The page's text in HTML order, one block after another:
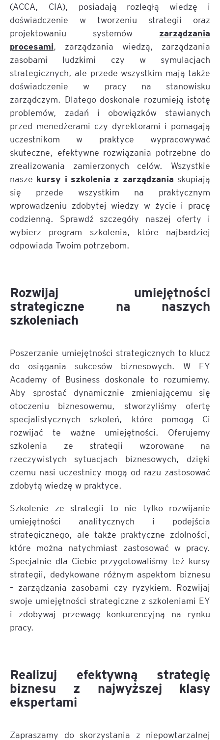
(ACCA, CIA), posiadają rozległą wiedzę i
doświadczenie w tworzeniu strategii oraz
projektowaniu systemów zarządzania
procesami, zarządzania wiedzą, zarządzania
zasobami ludzkimi czy w symulacjach
strategicznych, ale przede wszystkim mają także
doświadczenie w pracy na stanowisku
zarządczym. Dlatego doskonale rozumieją istotę
problemów, zadań i obowiązków stawianych
przed menedżerami czy dyrektorami i pomagają
uczestnikom w praktyce wypracowywać
skuteczne, efektywne rozwiązania potrzebne do
zrealizowania zamierzonych celów. Wszystkie
nasze kursy i szkolenia z zarządzania skupiają
się przede wszystkim na praktycznym
wprowadzeniu zdobytej wiedzy w życie i pracę
codzienną. Sprawdź szczegóły naszej oferty i
wybierz program szkolenia, które najbardziej
odpowiada Twoim potrzebom.
Rozwijaj umiejętności
strategiczne na naszych
szkoleniach
Poszerzanie umiejętności strategicznych to klucz
do osiągania sukcesów biznesowych. W EY
Academy of Business doskonale to rozumiemy.
Aby sprostać dynamicznie zmieniającemu się
otoczeniu biznesowemu, stworzyliśmy ofertę
specjalistycznych szkoleń, które pomogą Ci
rozwijać te ważne umiejętności. Oferujemy
szkolenia ze strategii wzorowane na
rzeczywistych sytuacjach biznesowych, dzięki
czemu nasi uczestnicy mogą od razu zastosować
zdobytą wiedzę w praktyce.
Szkolenie ze strategii to nie tylko rozwijanie
umiejętności analitycznych i podejścia
strategicznego, ale także praktyczne zdolności,
które można natychmiast zastosować w pracy.
Specjalnie dla Ciebie przygotowaliśmy też kursy
strategii, dedykowane różnym aspektom biznesu
– zarządzania zasobami czy ryzykiem. Rozwijaj
swoje umiejętności strategiczne z szkoleniami EY
i zdobywaj przewagę konkurencyjną na rynku
pracy.
Realizuj efektywną strategię
biznesu z najwyższej klasy
ekspertami
Zapraszamy do skorzystania z niepowtarzalnej